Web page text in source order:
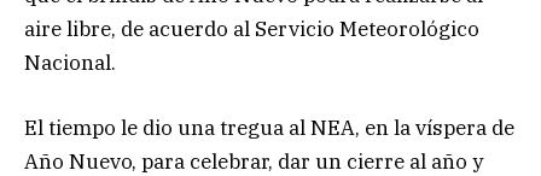
aire libre, de acuerdo al Servicio Meteorológico
Nacional.
El tiempo le dio una tregua al NEA, en la víspera de
Año Nuevo, para celebrar, dar un cierre al año y